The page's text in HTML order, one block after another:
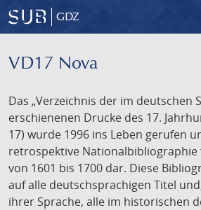
GDZ
VD17 Nova
Das „Verzeichnis der im deutschen
erschienenen Drucke des 17.
17) wurde 1996 ins Leben gerufen
retrospektive
von 1601 bis 1700 dar. Diese
auf alle deutschsprachigen Titel
ihrer Sprache, alle im historischen